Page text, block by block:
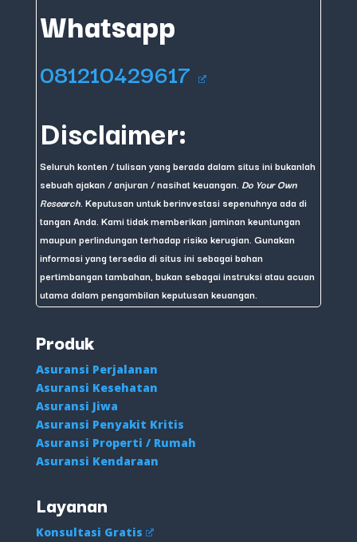
Whatsapp
081210429617
Disclaimer:
Seluruh konten / tulisan yang berada dalam situs ini bukanlah
sebuah ajakan / anjuran / nasihat keuangan. Do Your Own
Research . Keputusan untuk berinvestasi sepenuhnya ada di
tangan Anda. Kami tidak memberikan jaminan keuntungan
maupun perlindungan terhadap risiko kerugian. Gunakan
informasi yang tersedia di situs ini sebagai bahan
pertimbangan tambahan, bukan sebagai instruksi atau acuan
utama dalam pengambilan keputusan keuangan.
Produk
Asuransi Perjalanan
Asuransi Kesehatan
Asuransi Jiwa
Asuransi Penyakit Kritis
Asuransi Properti / Rumah
Asuransi Kendaraan
Layanan
Konsultasi Gratis